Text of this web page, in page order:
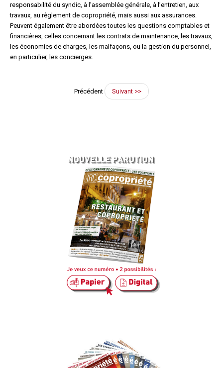
responsabilité du syndic, à l’assemblée générale, à l’entretien, aux
travaux, au règlement de copropriété, mais aussi aux assurances.
Peuvent également être abordées toutes les questions comptables et
financières, celles concernant les contrats de maintenance, les travaux,
les économies de charges, les malfaçons, ou la gestion du personnel,
en particulier, les concierges.
Précédent Suivant >>